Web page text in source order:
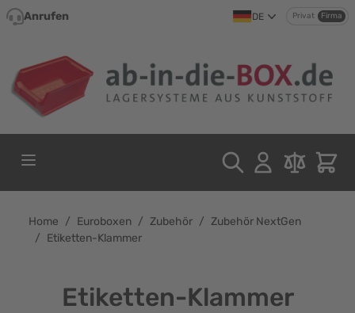
Direkt zum Inhalt
Anrufen DE Privat Firma
Home / Euroboxen / Zubehör / Zubehör NextGen
/ Etiketten-Klammer
Etiketten-Klammer